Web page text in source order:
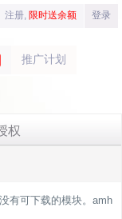
注册, 限时送余额 登录
推广计划
权
有可下载的模块。amh